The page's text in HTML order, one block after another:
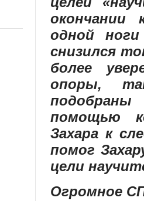
окончании
одной
снизился
более
опоры,
помощью
Захара к
помог
цели
Огромное